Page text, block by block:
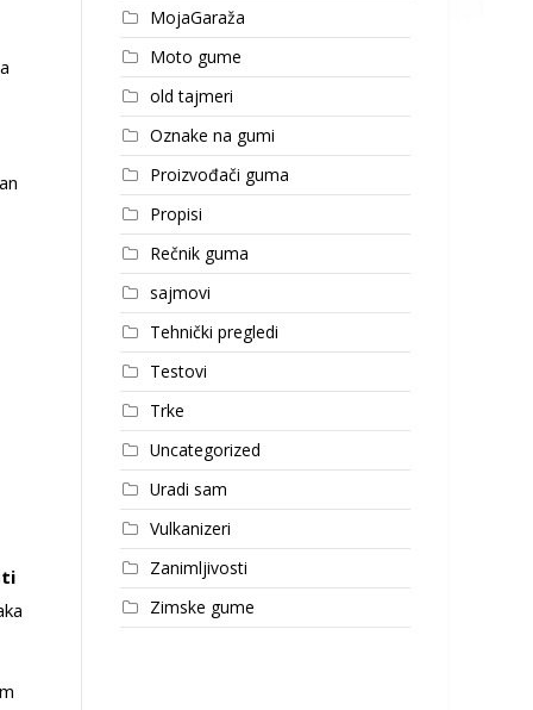
MojaGaraža
Moto gume
old tajmeri
Oznake na gumi
Proizvođači guma
Propisi
Rečnik guma
sajmovi
Tehnički pregledi
Testovi
Trke
Uncategorized
Uradi sam
Vulkanizeri
Zanimljivosti
Zimske gume